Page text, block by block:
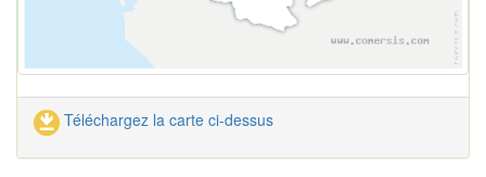
Téléchargez la carte ci-dessus